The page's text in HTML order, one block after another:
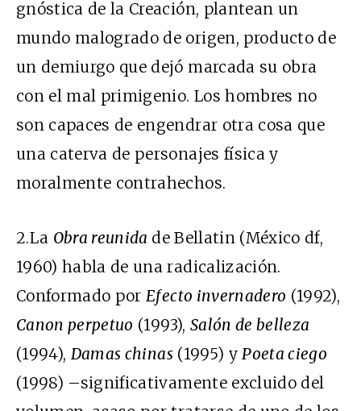
gnóstica de la Creación, plantean un
mundo malogrado de origen, producto de
un demiurgo que dejó marcada su obra
con el mal primigenio. Los hombres no
son capaces de engendrar otra cosa que
una caterva de personajes física y
moralmente contrahechos.
2.La Obra reunida de Bellatin (México df,
1960) habla de una radicalización.
Conformado porEfecto invernadero (1992),
Canon perpetuo (1993), Salón de belleza
(1994), Damas chinas(1995) yPoeta ciego
(1998) –significativamente excluido del